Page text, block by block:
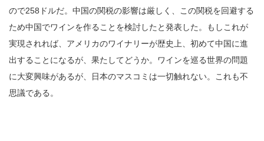
ので258ドルだ。中国の関税の影響は厳しく、この関税を回避する
ため中国でワインを作ることを検討したと発表した。もしこれが
実現されれば、アメリカのワイナリーが歴史上、初めて中国に進
出することになるが、果たしてどうか。ワインを巡る世界の問題
に大変興味があるが、日本のマスコミは一切触れない。これも不
思議である。